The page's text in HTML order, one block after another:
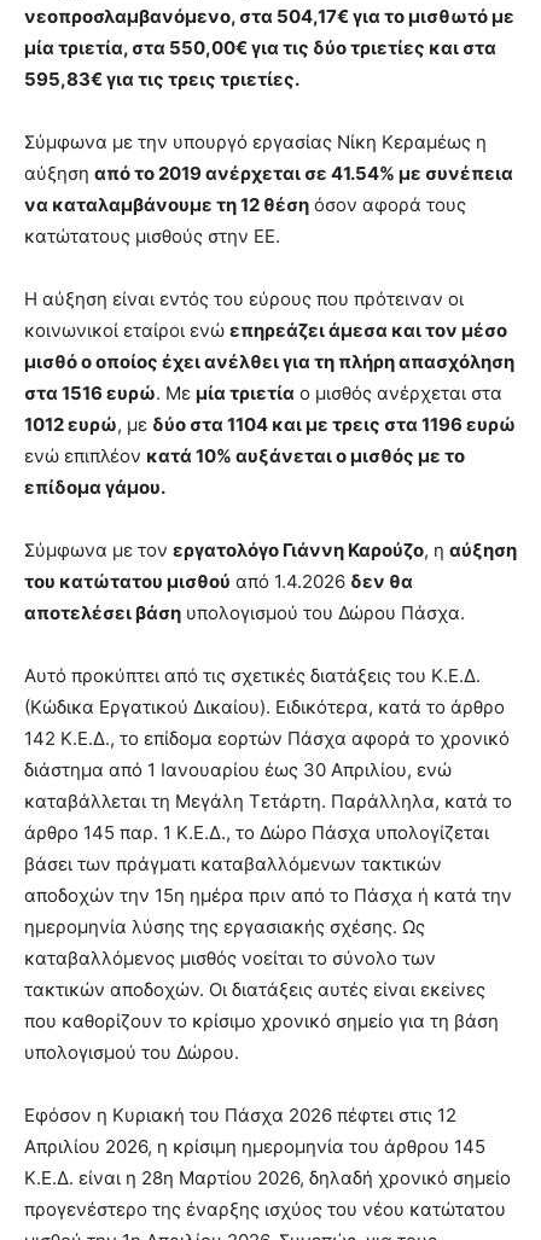
νεοπροσλαμβανόμενο, στα 504,17€ για το μισθωτό με
μία τριετία, στα 550,00€ για τις δύο τριετίες και στα
595,83€ για τις τρεις τριετίες.
Σύμφωνα με την υπουργό εργασίας Νίκη Κεραμέως η
αύξηση από το 2019 ανέρχεται σε 41.54% με συνέπεια
να καταλαμβάνουμε τη 12 θέση όσον αφορά τους
κατώτατους μισθούς στην ΕΕ.
Η αύξηση είναι εντός του εύρους που πρότειναν οι
κοινωνικοί εταίροι ενώ επηρεάζει άμεσα και τον μέσο
μισθό ο οποίος έχει ανέλθει για τη πλήρη απασχόληση
στα 1516 ευρώ. Με μία τριετία ο μισθός ανέρχεται στα
1012 ευρώ, με δύο στα 1104 και με τρεις στα 1196 ευρώ
ενώ επιπλέον κατά 10% αυξάνεται ο μισθός με το
επίδομα γάμου.
Σύμφωνα με τον εργατολόγο Γιάννη Καρούζο, η αύξηση
του κατώτατου μισθού από 1.4.2026 δεν θα
αποτελέσει βάση υπολογισμού του Δώρου Πάσχα.
Αυτό προκύπτει από τις σχετικές διατάξεις του Κ.Ε.Δ.
(Κώδικα Εργατικού Δικαίου). Ειδικότερα, κατά το άρθρο
142 Κ.Ε.Δ., το επίδομα εορτών Πάσχα αφορά το χρονικό
διάστημα από 1 Ιανουαρίου έως 30 Απριλίου, ενώ
καταβάλλεται τη Μεγάλη Τετάρτη. Παράλληλα, κατά το
άρθρο 145 παρ. 1 Κ.Ε.Δ., το Δώρο Πάσχα υπολογίζεται
βάσει των πράγματι καταβαλλόμενων τακτικών
αποδοχών την 15η ημέρα πριν από το Πάσχα ή κατά την
ημερομηνία λύσης της εργασιακής σχέσης. Ως
καταβαλλόμενος μισθός νοείται το σύνολο των
τακτικών αποδοχών. Οι διατάξεις αυτές είναι εκείνες
που καθορίζουν το κρίσιμο χρονικό σημείο για τη βάση
υπολογισμού του Δώρου.
Εφόσον η Κυριακή του Πάσχα 2026 πέφτει στις 12
Απριλίου 2026, η κρίσιμη ημερομηνία του άρθρου 145
Κ.Ε.Δ. είναι η 28η Μαρτίου 2026, δηλαδή χρονικό σημείο
προγενέστερο της έναρξης ισχύος του νέου κατώτατου